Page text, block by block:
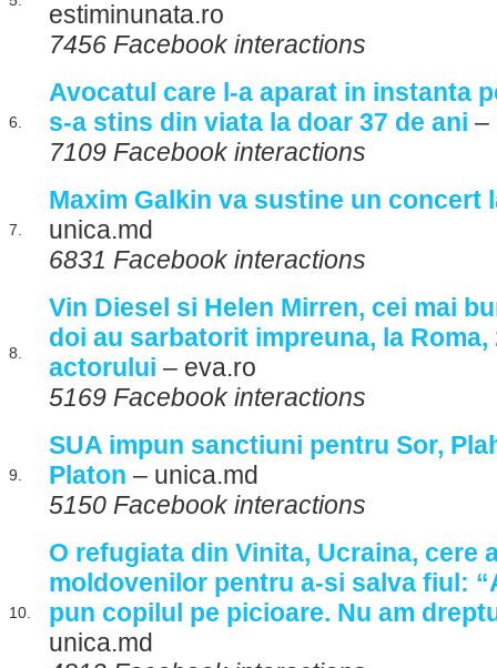
estiminunata.ro
7456 Facebook interactions
6.
Avocatul care l-a aparat in instanta
s-a stins din viata la doar 37 de ani –
7109 Facebook interactions
7.
Maxim Galkin va sustine un concert
unica.md
6831 Facebook interactions
8.
Vin Diesel si Helen Mirren, cei mai
doi au sarbatorit impreuna, la Roma,
actorului – eva.ro
5169 Facebook interactions
9.
SUA impun sanctiuni pentru Sor,
Platon – unica.md
5150 Facebook interactions
10.
O refugiata din Vinita, Ucraina, cere
moldovenilor pentru a-si salva fiul:
pun copilul pe picioare. Nu am
unica.md